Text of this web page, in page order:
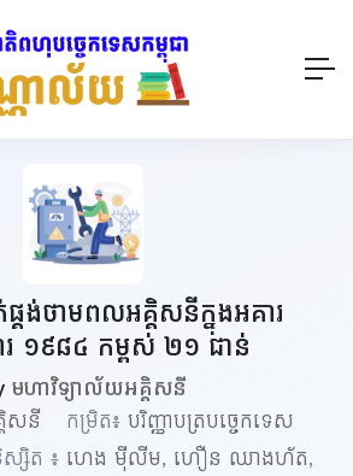
ផ្គង់ថាមពលអគ្គិសនីក្នុងអគារ
រ ១៩៨៤ កម្ពស់ ២១ ជាន់
មហាវិទ្យាល័យអគ្គិសនី
គិសនី កម្រិត៖ បរិញ្ញាបត្របច្ចេកទេស
សិត ៖ ហេង​​​ ម៉ីលីម, ហឿន ឈាងហ័ត,